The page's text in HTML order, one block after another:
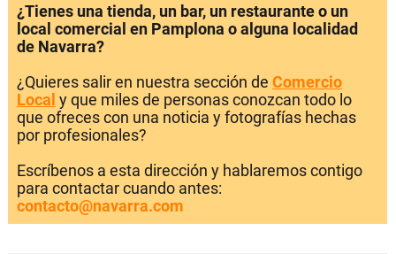
¿Tienes una tienda, un bar, un restaurante o un
local comercial en Pamplona o alguna localidad
de Navarra?
¿Quieres salir en nuestra sección de Comercio
Local y que miles de personas conozcan todo lo
que ofreces con una noticia y fotografías hechas
por profesionales?
Escríbenos a esta dirección y hablaremos contigo
para contactar cuando antes:
contacto@navarra.com